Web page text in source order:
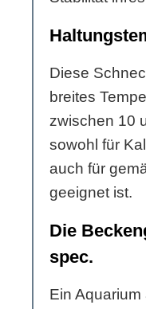
Diese
breites
zwischen 10
sowohl für
auch für
geeignet ist.
Die
spec.
Ein